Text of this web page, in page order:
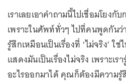
เราเลยเอาคำถามนี้ไปเชื่อมโยง
เพราะในศัพท์ทั่วๆ ไปที่คนพูดกันว่า
รู้สึกเหมือนเป็นเรื่องที่ ‘ไม่จริง’ ใ
แสดงมันเป็นเรื่องไม่จริง เพราะเ
อะไรออกมาได้ คุณก็ต้องมีความ